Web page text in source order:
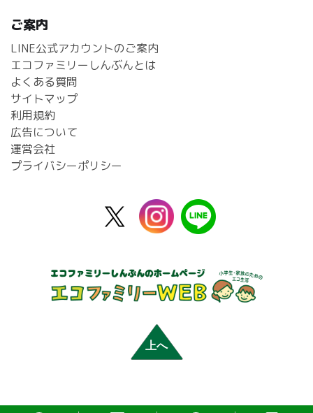
ご案内
LINE公式アカウントのご案内
エコファミリーしんぶんとは
よくある質問
サイトマップ
利用規約
広告について
運営会社
プライバシーポリシー
instagram
上へ